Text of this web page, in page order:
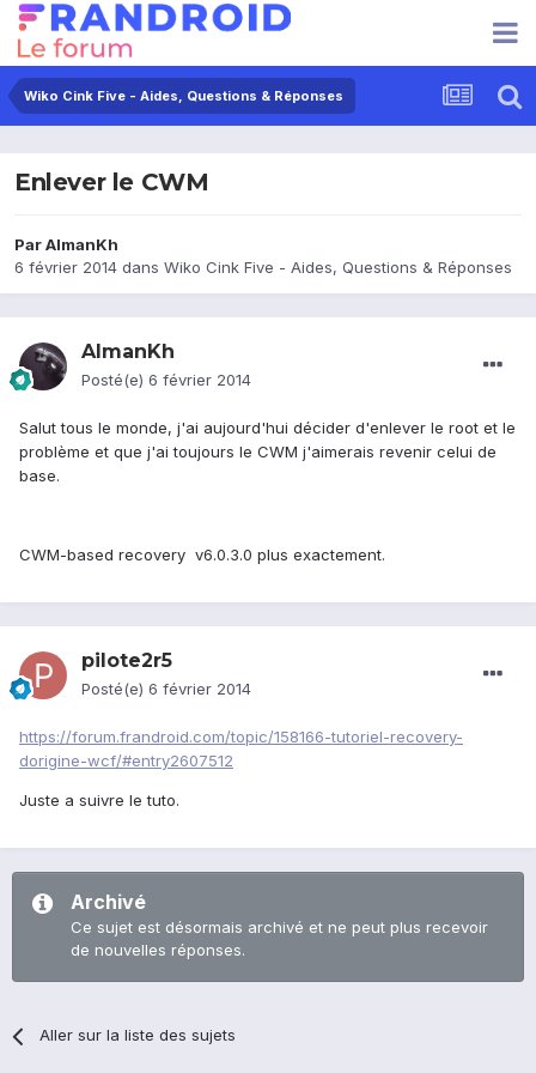
Wiko Cink Five - Aides, Questions & Réponses
Enlever le CWM
ParAlmanKh
6 février 2014 dans Wiko Cink Five - Aides, Questions & Réponses
AlmanKh
Posté(e) 6 février 2014
Salut tous le monde, j'ai aujourd'hui décider d'enlever le root et le
problème et que j'ai toujours le CWM j'aimerais revenir celui de
base.
CWM-based recovery v6.0.3.0 plus exactement.
pilote2r5
Posté(e) 6 février 2014
https://forum.frandroid.com/topic/158166-tutoriel-recovery-
dorigine-wcf/#entry2607512
Juste a suivre le tuto.
Archivé
Ce sujet est désormais archivé et ne peut plus recevoir
de nouvelles réponses.
Aller sur la liste des sujets